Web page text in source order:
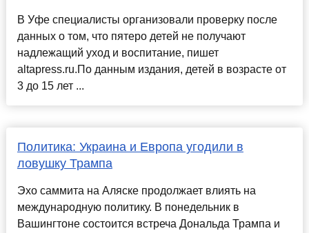
В Уфе специалисты организовали проверку после
данных о том, что пятеро детей не получают
надлежащий уход и воспитание, пишет
altapress.ru.По данным издания, детей в возрасте от
3 до 15 лет ...
Политика: Украина и Европа угодили в
ловушку Трампа
Эхо саммита на Аляске продолжает влиять на
международную политику. В понедельник в
Вашингтоне состоится встреча Дональда Трампа и